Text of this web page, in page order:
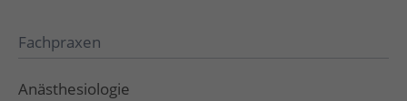
Fachpraxen
Anästhesiologie